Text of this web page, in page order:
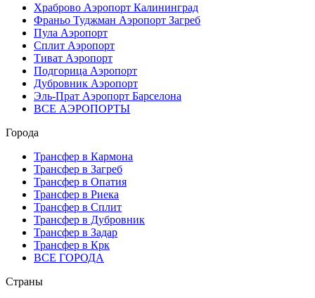
Храброво Аэропорт Калининград
Франьо Туджман Аэропорт Загреб
Пула Аэропорт
Сплит Аэропорт
Тиват Аэропорт
Подгорица Аэропорт
Дубровник Аэропорт
Эль-Прат Аэропорт Барселона
ВСЕ АЭРОПОРТЫ
Города
Трансфер в Кармона
Трансфер в Загреб
Трансфер в Опатия
Трансфер в Риека
Трансфер в Сплит
Трансфер в Дубровник
Трансфер в Задар
Трансфер в Крк
ВСЕ ГОРОДА
Страны